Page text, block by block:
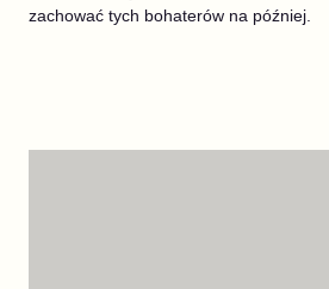
zachować tych bohaterów na później.